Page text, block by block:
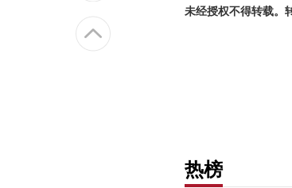
未经授权不得转载。
热榜